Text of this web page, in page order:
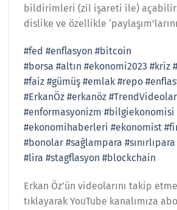
bildirimleri (zil işareti ile)
dislike ve özellikle
#fed #enflasyon #bitcoin
#borsa #altın #ekonomi2023 #kriz
#faiz #gümüş #emlak #repo
#ErkanÖz #erkanöz #TrendVideolar
#enformasyonizm #bilgiekonomisi
#ekonomihaberleri #ekonomist
#bonolar #sağlampara #sınırlıpara
#lira #stagflasyon #blockchain
Erkan Öz’ün videolarını takip
tıklayarak YouTube kanalımıza